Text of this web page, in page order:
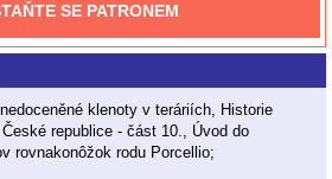
SE PATRONEM
klenoty v teráriích, Historie
republice - část 10., Úvod do
rovnakonôžok rodu Porcellio;